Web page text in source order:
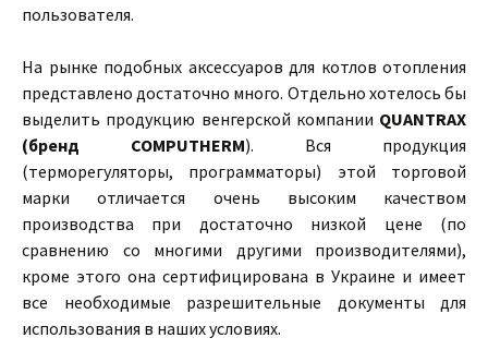
пользователя.
На рынке подобных аксессуаров для котлов отопления
представлено достаточно много. Отдельно хотелось бы
выделить продукцию венгерской компании QUANTRAX
(бренд COMPUTHERM). Вся продукция
(терморегуляторы, программаторы) этой торговой
марки отличается очень высоким качеством
производства при достаточно низкой цене (по
сравнению со многими другими производителями),
кроме этого она сертифицирована в Украине и имеет
все необходимые разрешительные документы для
использования в наших условиях.